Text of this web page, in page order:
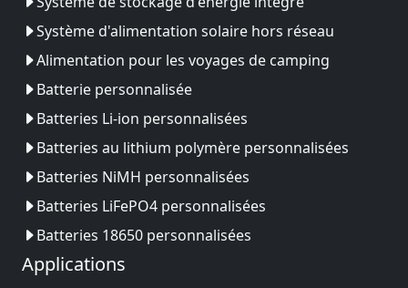
Système d'alimentation solaire hors réseau
Alimentation pour les voyages de camping
Batterie personnalisée
Batteries Li-ion personnalisées
Batteries au lithium polymère personnalisées
Batteries NiMH personnalisées
Batteries LiFePO4 personnalisées
Batteries 18650 personnalisées
Applications